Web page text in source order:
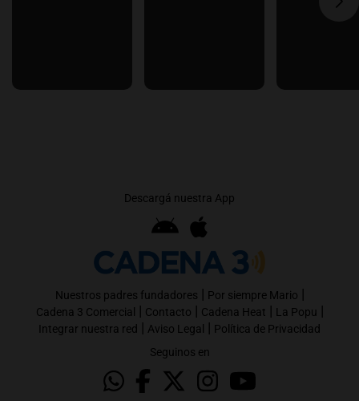
Descargá nuestra App
Nuestros padres fundadores | Por siempre Mario |
Cadena 3 Comercial | Contacto | Cadena Heat | La Popu |
Integrar nuestra red | Aviso Legal | Política de Privacidad
Seguinos en